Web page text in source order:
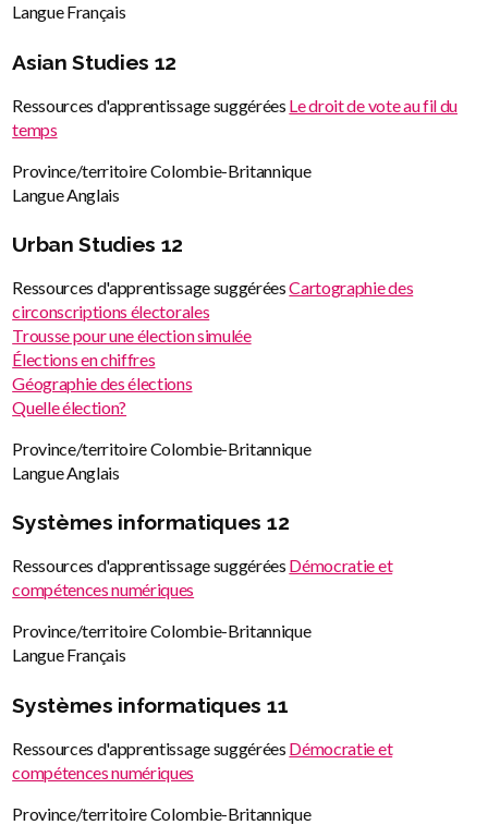
LangueFrançais
Asian Studies 12
Ressources d'apprentissage suggérées Le droit de vote au fil du
temps
Province/territoireColombie-Britannique
LangueAnglais
Urban Studies 12
Ressources d'apprentissage suggéréesCartographie des
circonscriptions électorales
Trousse pour une élection simulée
Élections en chiffres
Géographie des élections
Quelle élection?
Province/territoireColombie-Britannique
LangueAnglais
Systèmes informatiques 12
Ressources d'apprentissage suggérées Démocratie et
compétences numériques
Province/territoireColombie-Britannique
LangueFrançais
Systèmes informatiques 11
Ressources d'apprentissage suggérées Démocratie et
compétences numériques
Province/territoireColombie-Britannique